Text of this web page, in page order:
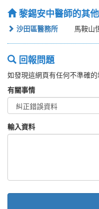
黎錫安中醫師的其
沙田區醫務所 馬鞍山
回報問題
如發現這網頁有任何不準確
有關事情
輸入資料